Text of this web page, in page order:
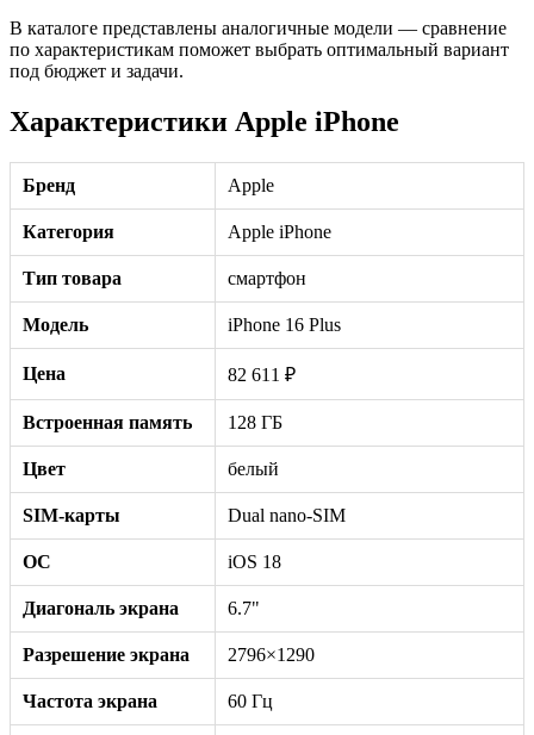
В каталоге представлены аналогичные модели — сравнение
по характеристикам поможет выбрать оптимальный вариант
под бюджет и задачи.
Характеристики Apple iPhone
Бренд Apple
Категория Apple iPhone
Тип товара смартфон
Модель iPhone 16 Plus
Цена 82 611 ₽
Встроенная память 128 ГБ
Цвет белый
SIM-карты Dual nano-SIM
ОС iOS 18
Диагональ экрана 6.7"
Разрешение экрана 2796×1290
Частота экрана 60 Гц